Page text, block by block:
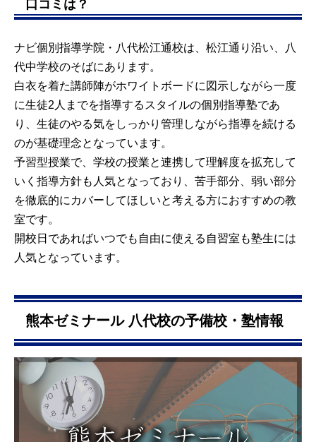
口コミは？
ナビ個別指導学院・八代松江通校は、松江通り沿い、八
代中学校のそばにあります。
白衣を着た講師陣がホワイトボードに図示しながら一度
に生徒2人までを指導するスタイルの個別指導塾であ
り、生徒のやる気をしっかり管理しながら指導を続ける
のが基礎理念となっています。
予習型授業で、学校の授業と連携して理解度を拡充して
いく指導方針も人気となっており、苦手部分、弱い部分
を徹底的にカバーしてほしいと考える方におすすめの教
室です。
開校日であればいつでも自由に使える自習室も塾生には
人気となっています。
熊本ゼミナール 八代校の予備校・塾情報